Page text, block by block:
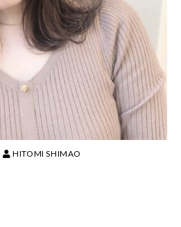
HITOMI SHIMAO